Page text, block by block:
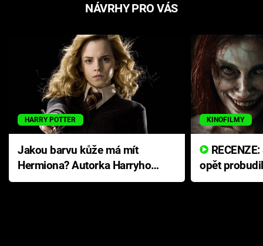
NÁVRHY PRO VÁS
HARRY POTTER
Jakou barvu kůže má mít
Hermiona? Autorka Harryho
Pottera přišla s ráznou
KINOFILMY
opět
přichází s